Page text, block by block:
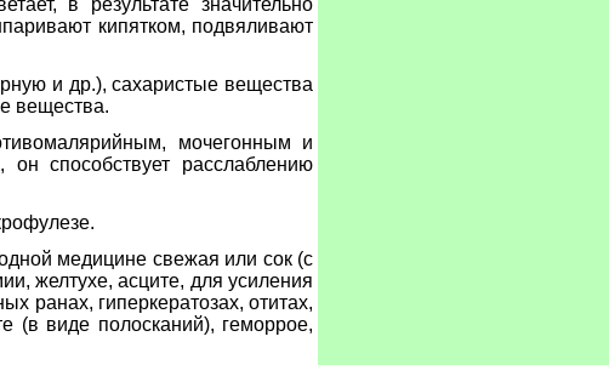
в результате значительно
кипятком, подвяливают
и др.), сахаристые вещества
вещества.
мочегонным и
он способствует расслаблению
медицине свежая или сок (с
желтухе, асците, для усиления
ранах, гиперкератозах, отитах,
(в виде полосканий), геморрое,